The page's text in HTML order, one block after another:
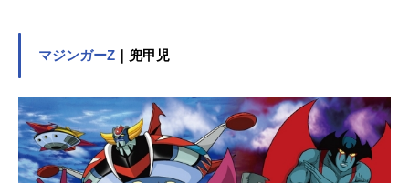
中秀幸徳川家康：鶴見辰吾スタッフ
ズ構成・脚本：川崎ヒロユキキャラ
クターデザイン：津幡佳明 山下喜
光美術監督：海野よしみ色彩設計：
小島真喜子撮影監督：堀内美咲編
集：黒澤雅之音響監督：なかのとお
マジンガーZ ｜兜甲児